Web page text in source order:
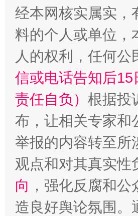
“蜀中异人”王建安的艺术幻境
经本网核实属实，
料的个人或单位，
人的权利，任何
信或电话告知后
责任自负） 根据投
布，让相关专家和
举报的内容转至所
观点和对其真实性
向 ，强化反腐和
造良好舆论氛围。